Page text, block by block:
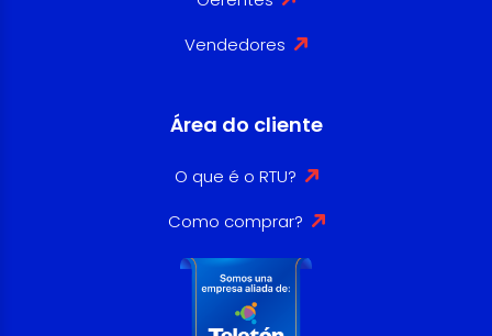
Vendedores
Área do cliente
O que é o RTU?
Como comprar?